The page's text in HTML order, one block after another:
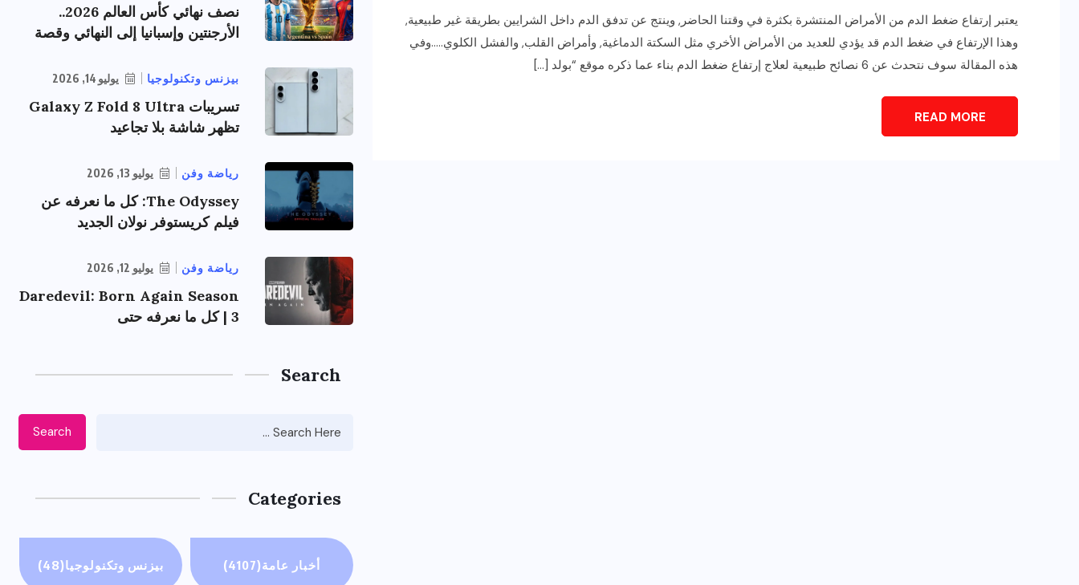
يعتبر إرتفاع ضغط الدم من الأمراض المنتشرة بكثرة في وقتنا الحاضر, وينتج عن تدفق الدم داخل الشرايين بطريقة غير طبيعية,
وهذا الإرتفاع في ضغط الدم قد يؤدي للعديد من الأمراض الأخري مثل السكتة الدماغية, وأمراض القلب, والفشل الكلوي…..وفي
هذه المقالة سوف نتحدث عن 6 نصائح طبيعية لعلاج إرتفاع ضغط الدم بناء عما ذكره موقع “بولد […]
READ MORE
نصف نهائي كأس العالم 2026..
الأرجنتين وإسبانيا إلى النهائي وقصة
بيزنس وتكنولوجيا يوليو 14, 2026
تسريبات Galaxy Z Fold 8 Ultra
تظهر شاشة بلا تجاعيد
رياضة وفن يوليو 13, 2026
The Odyssey: كل ما نعرفه عن
فيلم كريستوفر نولان الجديد
رياضة وفن يوليو 12, 2026
Daredevil: Born Again Season
3 | كل ما نعرفه حتى
Search
Search
Categories
أخبار عامة(4107) بيزنس وتكنولوجيا(48)